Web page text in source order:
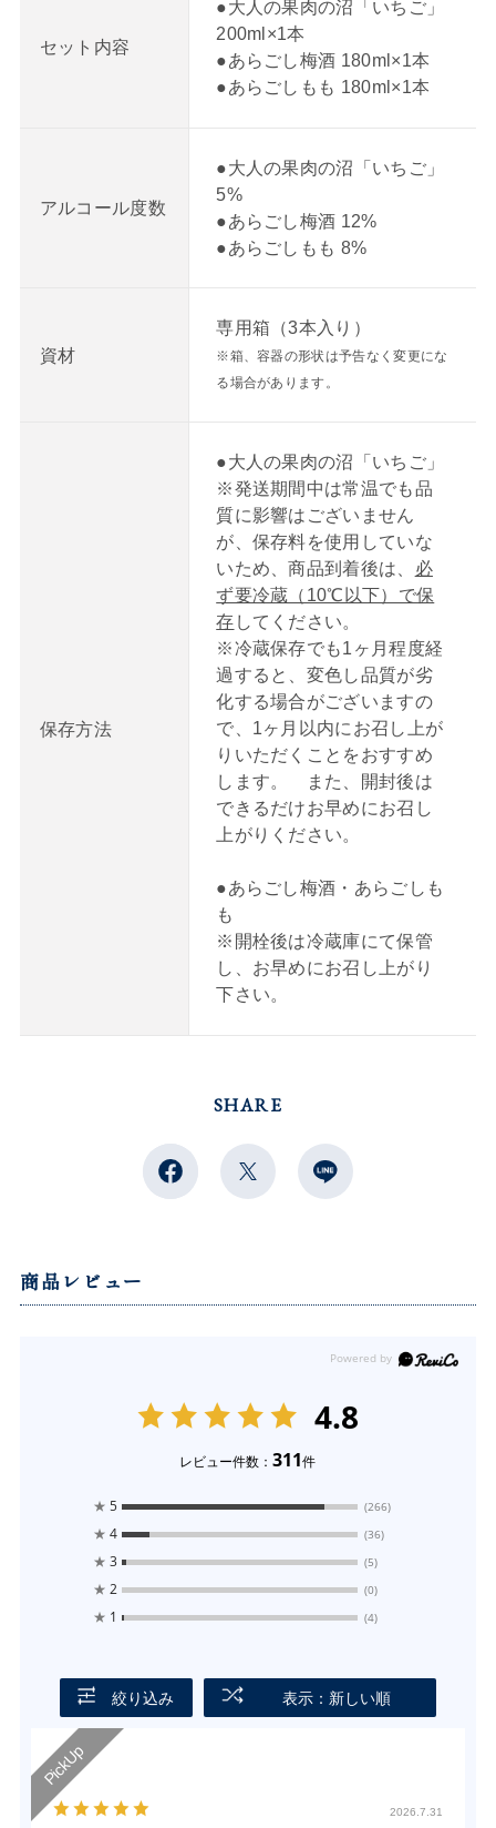
セット内容
●大人の果肉の沼「いちご」
200ml×1本
●あらごし梅酒 180ml×1本
●あらごしもも 180ml×1本
アルコール度数
●大人の果肉の沼「いちご」
5%
●あらごし梅酒 12%
●あらごしもも 8%
資材
専用箱（3本入り）
※箱、容器の形状は予告なく変更にな
る場合があります。
保存方法
●大人の果肉の沼「いちご」
※発送期間中は常温でも品
質に影響はございません
が、保存料を使用していな
いため、商品到着後は、 必
ず要冷蔵（10℃以下）で保
存 してください。
※冷蔵保存でも1ヶ月程度経
過すると、変色し品質が劣
化する場合がございますの
で、1ヶ月以内にお召し上が
りいただくことをおすすめ
します。 また、開封後は
できるだけお早めにお召し
上がりください。
●あらごし梅酒・あらごしも
も
※開栓後は冷蔵庫にて保管
し、お早めにお召し上がり
下さい。
SHARE
商品レビュー
4.8
レビュー件数：311件
★ 5 (266)
★ 4 (36)
★ 3 (5)
★ 2 (0)
★ 1 (4)
絞り込み 表示：新しい順
2026.7.31